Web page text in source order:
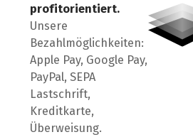
profitorientiert.
Unsere
Bezahlmöglichkeiten:
Apple Pay, Google Pay,
PayPal, SEPA
Lastschrift,
Kreditkarte,
Überweisung.